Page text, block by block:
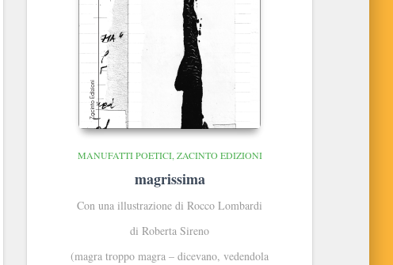
MANUFATTI POETICI ZACINTO EDIZIONI
magrissima
Con una illustrazione di Rocco Lombardi
di Roberta Sireno
(magra troppo magra – dicevano, vedendola